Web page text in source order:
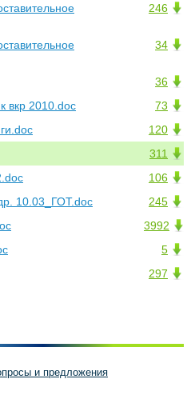
246
34
36
73
вкр 2010.doc
120
311
106
245
10.03_ГОТ.doc
3992
5
297
и предложения